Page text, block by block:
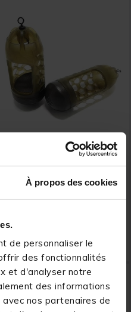
À propos des cookies
de personnaliser le
des fonctionnalités
et d'analyser notre
des informations
nos partenaires de
Rating
au panier
Cage Feeder Teos Mesh
2,
Expédition sous 24 h
NOUVEAU